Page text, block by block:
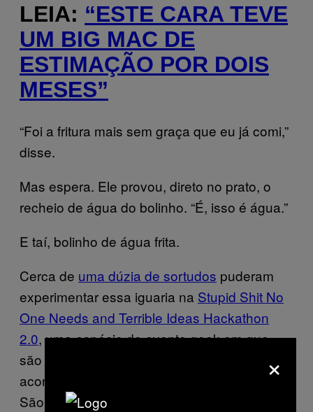
LEIA: “ESTE CARA TEVE
UM BIG MAC DE
ESTIMAÇÃO POR DOIS
MESES”
“Foi a fritura mais sem graça que eu já comi,”
disse.
Mas espera. Ele provou, direto no prato, o
recheio de água do bolinho. “É, isso é água.”
E taí, bolinho de água frita.
Cerca de uma dúzia de sortudos puderam
experimentar essa iguaria na Stupid Shit No
One Needs and Terrible Ideas Hackathon
2.0, uma espécie de evento geek em que
são apresentados invenções inúteis, que
aconteceu no último mês de fevereiro, em
São Francisco.
×